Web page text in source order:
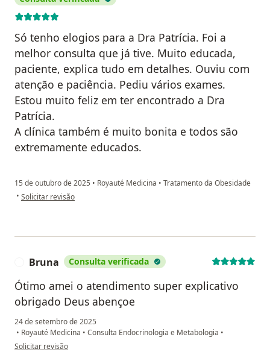
Só tenho elogios para a Dra Patrícia. Foi a
melhor consulta que já tive. Muito educada,
paciente, explica tudo em detalhes. Ouviu com
atenção e paciência. Pediu vários exames.
Estou muito feliz em ter encontrado a Dra
Patrícia.
A clínica também é muito bonita e todos são
extremamente educados.
15 de outubro de 2025 • Royauté Medicina • Tratamento da Obesidade
• na opinião do utilizador Thais Caroline dos Santos
Solicitar revisão
Bruna Consulta verificada
Ótimo amei o atendimento super explicativo
obrigado Deus abençoe
24 de setembro de 2025
• Royauté Medicina • Consulta Endocrinologia e Metabologia •
na opinião do utilizador Bruna
Solicitar revisão